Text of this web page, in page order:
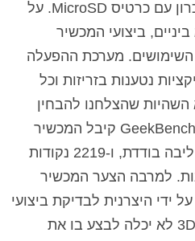
ואף יש תמיכה בהרחבת זיכרון עם כרטיס MicroSD. על
ביצועי המכשיר
השימושים. מערכת ההפעלה
נטענות בזריזות וכל
שהצלחנו להבחין
בהן. במבחן הביצועים של GeekBench קיבל המכשיר
735 נקודות במבחן ביצועי ליבה בודדת, ו-2219 נקודות
למרבה הצער המכשיר
ידי היצרנית לבדיקת ביצועי
גרפיקה, ואפליקציית 3DMark לא יכלה לבצע בו את